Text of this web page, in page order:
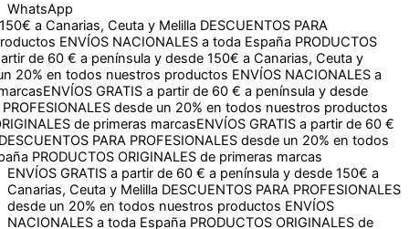
WhatsApp
Canarias, Ceuta y MelillaDESCUENTOS PARA
ENVÍOS NACIONALES a toda EspañaPRODUCTOS
60 € a península y desde 150€ a Canarias, Ceuta y Melilla
nuestros productosENVÍOS NACIONALES a toda España
a partir de 60 € a península y desde 150€ a Canarias,
un 20% en todos nuestros productosENVÍOS NACIONALES a
ENVÍOS GRATIS a partir de 60 € a península y desde 150€ a
desde un 20% en todos nuestros productosENVÍOS
primeras marcas
ENVÍOS GRATIS a partir de 60 € a península y desde 150€ a
Canarias, Ceuta y Melilla DESCUENTOS PARA PROFESIONALES
desde un 20% en todos nuestros productos ENVÍOS
NACIONALES a toda España PRODUCTOS ORIGINALES de